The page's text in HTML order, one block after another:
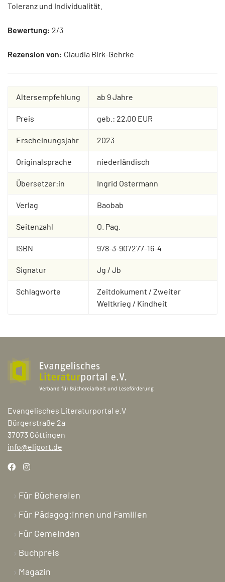
Toleranz und Individualität.
Bewertung: 2/3
Rezension von: Claudia Birk-Gehrke
Altersempfehlung ab 9 Jahre
Preis geb.: 22,00 EUR
Erscheinungsjahr 2023
Originalsprache niederländisch
Übersetzer:in Ingrid Ostermann
Verlag Baobab
Seitenzahl O. Pag.
ISBN 978-3-907277-16-4
Signatur Jg / Jb
Schlagworte
Zeitdokument / Zweiter
Weltkrieg / Kindheit
Evangelisches Literaturportal e.V
Bürgerstraße 2a
37073 Göttingen
info@eliport.de
Für Büchereien
Für Pädagog:innen und Familien
Für Gemeinden
Buchpreis
Magazin